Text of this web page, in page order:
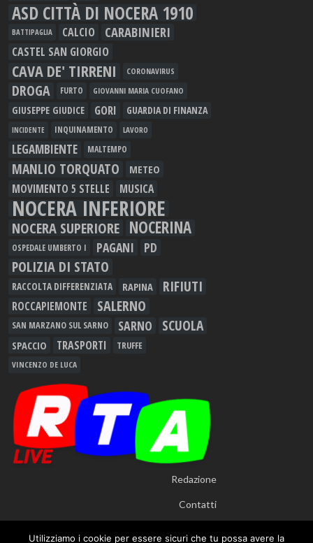
ASD CITTÀ DI NOCERA 1910
BATTIPAGLIA CALCIO CARABINIERI
CASTEL SAN GIORGIO
CAVA DE' TIRRENI CORONAVIRUS
DROGA FURTO GIOVANNI MARIA CUOFANO
GIUSEPPE GIUDICE GORI GUARDIA DI FINANZA
INCIDENTE INQUINAMENTO LAVORO
LEGAMBIENTE MALTEMPO
MANLIO TORQUATO METEO
MOVIMENTO 5 STELLE MUSICA
NOCERA INFERIORE
NOCERA SUPERIORE NOCERINA
OSPEDALE UMBERTO I PAGANI PD
POLIZIA DI STATO
RACCOLTA DIFFERENZIATA RAPINA RIFIUTI
ROCCAPIEMONTE SALERNO
SAN MARZANO SUL SARNO SARNO SCUOLA
SPACCIO TRASPORTI TRUFFE
VINCENZO DE LUCA
Redazione
Contatti
Utilizziamo i cookie per essere sicuri che tu possa avere la